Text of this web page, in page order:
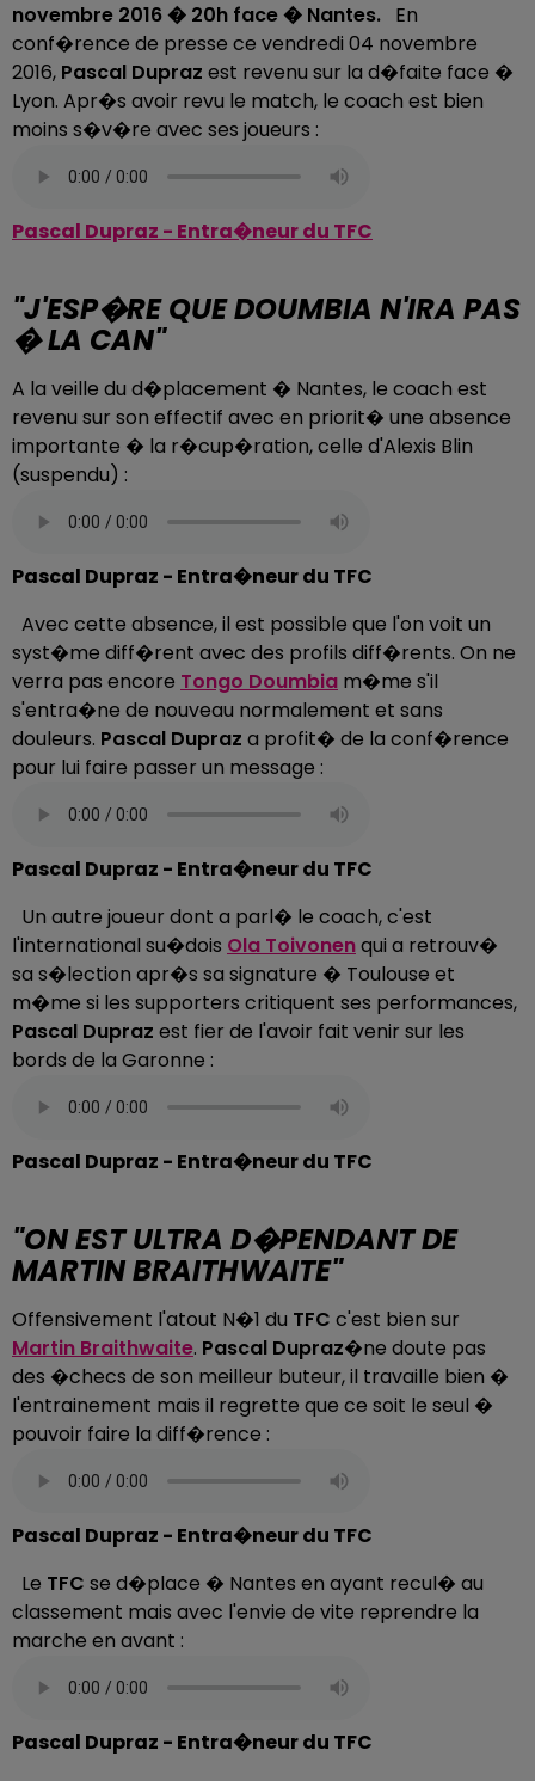
novembre 2016 � 20h face � Nantes. En
conf�rence de presse ce vendredi 04 novembre
2016, Pascal Dupraz est revenu sur la d�faite face �
Lyon. Apr�s avoir revu le match, le coach est bien
moins s�v�re avec ses joueurs :
Pascal Dupraz - Entra�neur du TFC
"J'ESP�RE QUE DOUMBIA N'IRA PAS
� LA CAN"
A la veille du d�placement � Nantes, le coach est
revenu sur son effectif avec en priorit� une absence
importante � la r�cup�ration, celle d'Alexis Blin
(suspendu) :
Pascal Dupraz - Entra�neur du TFC
Avec cette absence, il est possible que l'on voit un
syst�me diff�rent avec des profils diff�rents. On ne
verra pas encore Tongo Doumbia m�me s'il
s'entra�ne de nouveau normalement et sans
douleurs. Pascal Dupraz a profit� de la conf�rence
pour lui faire passer un message :
Pascal Dupraz - Entra�neur du TFC
Un autre joueur dont a parl� le coach, c'est
l'international su�dois Ola Toivonenqui a retrouv�
sa s�lection apr�s sa signature � Toulouse et
m�me si les supporters critiquent ses performances,
Pascal Dupraz est fier de l'avoir fait venir sur les
bords de la Garonne :
Pascal Dupraz - Entra�neur du TFC
"ON EST ULTRA D�PENDANT DE
MARTIN BRAITHWAITE"
Offensivement l'atout N�1 du TFC c'est bien sur
Martin Braithwaite. Pascal Dupraz�ne doute pas
des �checs de son meilleur buteur, il travaille bien �
l'entrainement mais il regrette que ce soit le seul �
pouvoir faire la diff�rence :
Pascal Dupraz - Entra�neur du TFC
Le TFC se d�place � Nantes en ayant recul� au
classement mais avec l'envie de vite reprendre la
marche en avant :
Pascal Dupraz - Entra�neur du TFC